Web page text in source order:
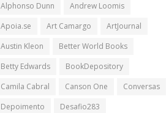
Alphonso Dunn
Andrew Loomis
Apoia.se
Art Camargo
ArtJournal
Austin Kleon
Better World Books
Betty Edwards
BookDepository
Camila Cabral
Canson One
Conversas
Depoimento
Desafio283